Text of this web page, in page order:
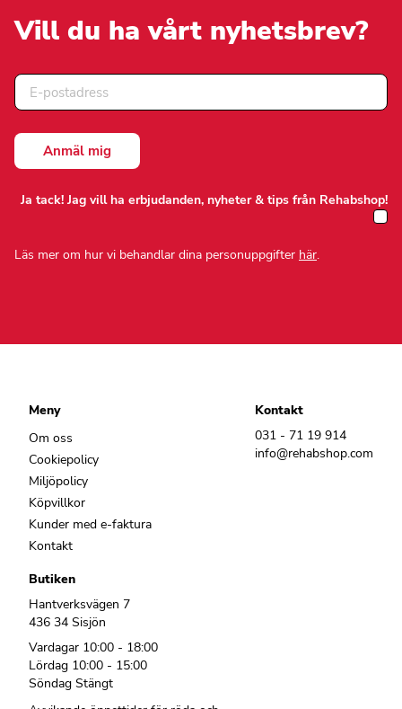
på
produktsidan
Vill du ha vårt nyhetsbrev?
Ja tack! Jag vill ha erbjudanden, nyheter & tips från Rehabshop!
Läs mer om hur vi behandlar dina personuppgifter här.
Meny
Om oss
Cookiepolicy
Miljöpolicy
Köpvillkor
Kunder med e-faktura
Kontakt
Kontakt
031 - 71 19 914
info@rehabshop.com
Butiken
Hantverksvägen 7
436 34 Sisjön
Vardagar 10:00 - 18:00
Lördag 10:00 - 15:00
Söndag Stängt